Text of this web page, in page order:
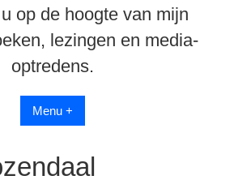
op de hoogte van mijn
lezingen en media-
optredens.
Menu +